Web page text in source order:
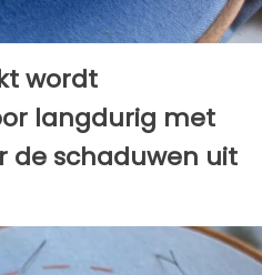
wordt
langdurig met
de schaduwen uit